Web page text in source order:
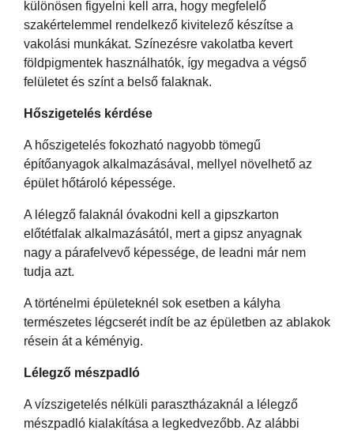
különösen figyelni kell arra, hogy megfelelő
szakértelemmel rendelkező kivitelező készítse a
vakolási munkákat. Színezésre vakolatba kevert
földpigmentek használhatók, így megadva a végső
felületet és színt a belső falaknak.
Hőszigetelés kérdése
A hőszigetelés fokozható nagyobb tömegű
építőanyagok alkalmazásával, mellyel növelhető az
épület hőtároló képessége.
A lélegző falaknál óvakodni kell a gipszkarton
előtétfalak alkalmazásától, mert a gipsz anyagnak
nagy a párafelvevő képessége, de leadni már nem
tudja azt.
A történelmi épületeknél sok esetben a kályha
természetes légcserét indít be az épületben az ablakok
résein át a kéményig.
Lélegző mészpadló
A vízszigetelés nélküli parasztházaknál a lélegző
mészpadló kialakítása a legkedvezőbb. Az alábbi